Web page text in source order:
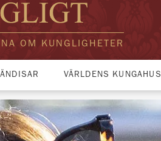
OM KUNGLIGHETER
VÄRLDENS KUNGAHUS